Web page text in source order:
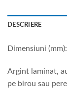
DESCRIERE
Dimensiuni
Argint laminat,
pe birou sau